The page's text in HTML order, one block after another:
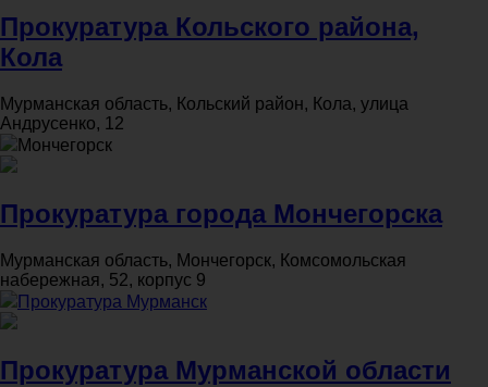
Прокуратура Кольского района,
Кола
Мурманская область, Кольский район, Кола, улица
Андрусенко, 12
Мончегорск
Прокуратура города Мончегорска
Мурманская область, Мончегорск, Комсомольская
набережная, 52, корпус 9
Прокуратура Мурманск
Прокуратура Мурманской области